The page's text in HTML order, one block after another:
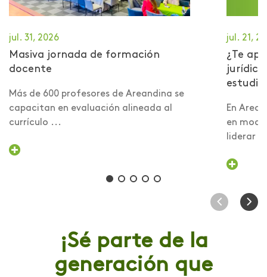
jul. 31, 2026
Masiva jornada de formación
docente
Más de 600 profesores de Areandina se
capacitan en evaluación alineada al
currículo ...
jul. 21,
¿Te
En
en
liderar
¡Sé parte de la
generación que